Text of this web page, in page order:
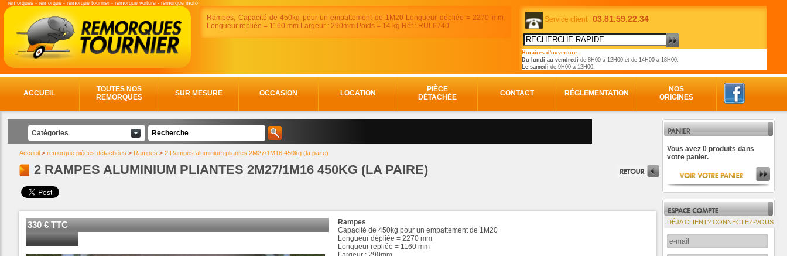
remorques -remorque -remorque tournier -remorque voiture -remorque moto
Rampes, Capacité de 450kg pour un empattement de 1M20 Longueur dépliée = 2270 mm
Longueur repliée = 1160 mm Largeur : 290mm Poids = 14 kg Réf : RUL6740
Service client : 03.81.59.22.34
Horaires d'ouverture :
Du lundi au vendredi de 8H00 à 12H00 et de 14H00 à 18H00.
Le samedi de 9H00 à 12H00.
ACCUEIL
TOUTES NOS
REMORQUES
SUR MESURE OCCASION LOCATION
PIÈCE
DÉTACHÉE
CONTACT RÉGLEMENTATION
NOS
ORIGINES
Catégories
Accueil >remorque pièces détachées > Rampes >2 Rampes aluminium pliantes 2M27/1M16 450kg (la paire)
2 RAMPES ALUMINIUM PLIANTES 2M27/1M16 450KG (LA PAIRE)
330 € TTC
Rampes
Capacité de 450kg pour un empattement de 1M20
Longueur dépliée = 2270 mm
Longueur repliée = 1160 mm
Vous avez 0 produits dans
votre panier.
DÉJA CLIENT? CONNECTEZ-VOUS